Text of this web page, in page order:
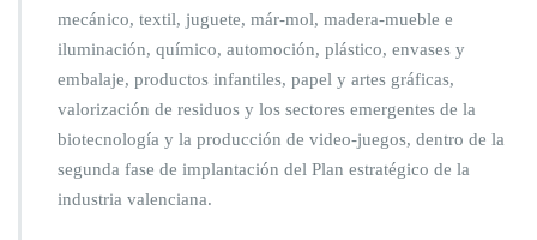
mecánico, textil, juguete, már-mol, madera-mueble e
iluminación, químico, automoción, plástico, envases y
embalaje, productos infantiles, papel y artes gráficas,
valorización de residuos y los sectores emergentes de la
biotecnología y la producción de video-juegos, dentro de la
segunda fase de implantación del Plan estratégico de la
industria valenciana.